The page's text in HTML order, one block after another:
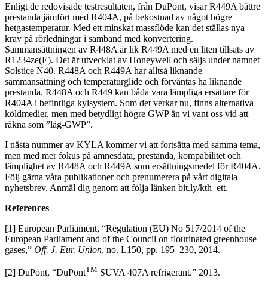
Enligt de redovisade testresultaten, från DuPont, visar R449A bättre
prestanda jämfört med R404A, på bekostnad av något högre
hetgastemperatur. Med ett minskat massflöde kan det ställas nya
krav på rörledningar i samband med konvertering.
Sammansättningen av R448A är lik R449A med en liten tillsats av
R1234ze(E). Det är utvecklat av Honeywell och säljs under namnet
Solstice N40. R448A och R449A har alltså liknande
sammansättning och temperaturglide och förväntas ha liknande
prestanda. R448A och R449 kan båda vara lämpliga ersättare för
R404A i befintliga kylsystem. Som det verkar nu, finns alternativa
köldmedier, men med betydligt högre GWP än vi vant oss vid att
räkna som ”låg-GWP”.
I nästa nummer av KYLA kommer vi att fortsätta med samma tema,
men med mer fokus på ämnesdata, prestanda, kompabilitet och
lämplighet av R448A och R449A som ersättningsmedel för R404A.
Följ gärna våra publikationer och prenumerera på vårt digitala
nyhetsbrev. Anmäl dig genom att följa länken bit.ly/kth_ett.
References
[1] European Parliament, “Regulation (EU) No 517/2014 of the
European Parliament and of the Council on flourinated greenhouse
gases,” Off. J. Eur. Union, no. L150, pp. 195–230, 2014.
[2] DuPont, “DuPontTM SUVA 407A refrigerant.” 2013.